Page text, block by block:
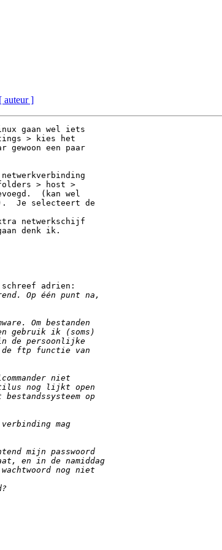
[ auteur ]
gaan wel iets
> kies het
een paar
> host >
(kan wel
Je selecteert de
netwerkschijf
denk ik.
schreef adrien: